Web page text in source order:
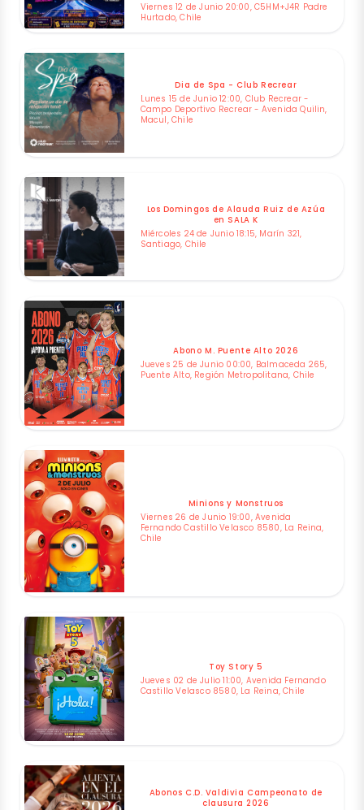
Viernes 12 de Junio 20:00, C5HM+J4R Padre
Hurtado, Chile
Dia de Spa - Club Recrear
Lunes 15 de Junio 12:00, Club Recrear -
Campo Deportivo Recrear - Avenida Quilin,
Macul, Chile
Los Domingos de Alauda Ruiz de Azúa
en SALA K
Miércoles 24 de Junio 18:15, Marín 321,
Santiago, Chile
Abono M. Puente Alto 2026
Jueves 25 de Junio 00:00, Balmaceda 265,
Puente Alto, Región Metropolitana, Chile
Minions y Monstruos
Viernes 26 de Junio 19:00, Avenida
Fernando Castillo Velasco 8580, La Reina,
Chile
Toy Story 5
Jueves 02 de Julio 11:00, Avenida Fernando
Castillo Velasco 8580, La Reina, Chile
Abonos C.D. Valdivia Campeonato de
clausura 2026